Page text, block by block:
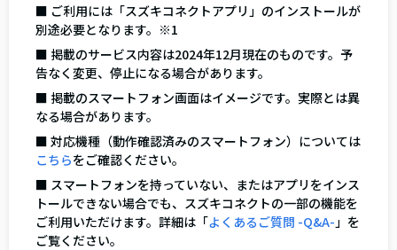
■ ご利用には「スズキコネクトアプリ」のインストールが
別途必要となります。※1
■ 掲載のサービス内容は2024年12月現在のものです。予
告なく変更、停止になる場合があります。
■ 掲載のスマートフォン画面はイメージです。実際とは異
なる場合があります。
■ 対応機種（動作確認済みのスマートフォン）については
こちらをご確認ください。
■ スマートフォンを持っていない、またはアプリをインス
トールできない場合でも、スズキコネクトの一部の機能を
ご利用いただけます。詳細は「よくあるご質問 -Q&A- 」を
ご覧ください。